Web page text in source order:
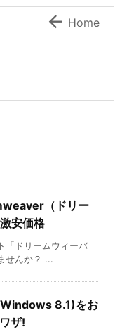
 Home
（ドリー
安価格
「ドリームウィーバ
せんか？ ...
8.1)をお
ザ!